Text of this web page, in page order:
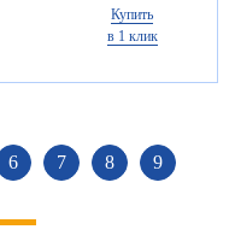
Купить
в 1 клик
6 7 8 9